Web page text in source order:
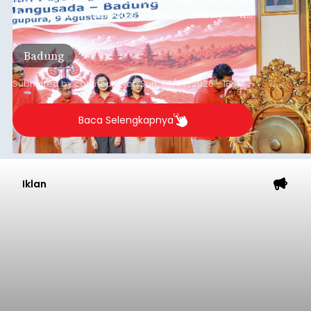
dan tidak berputus asa. Pesan itu
disampaikannya saat menghadiri Sarasehan
Pejuang Dialisis yang digelar RSD Mangusada di
Ruang Kertha Gosana, Puspem Badung, Minggu
(9/8/2026).
Badung
Submitted bycontributoronSun, 08/09/2026 - 18:44
Baca Selengkapnya
Iklan